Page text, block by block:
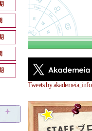
Tweets by akademeia_info